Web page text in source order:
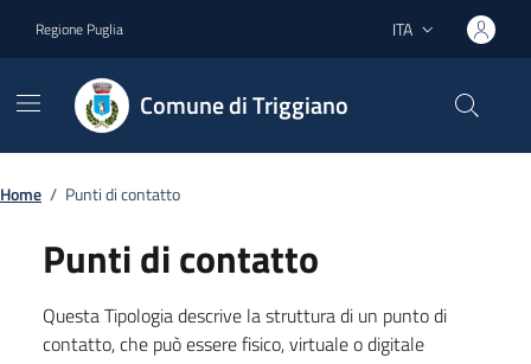
Regione Puglia Lingua attiva:
ITA
Comune di Triggiano
Home / Punti di contatto
Punti di contatto
Questa Tipologia descrive la struttura di un punto di
contatto, che può essere fisico, virtuale o digitale